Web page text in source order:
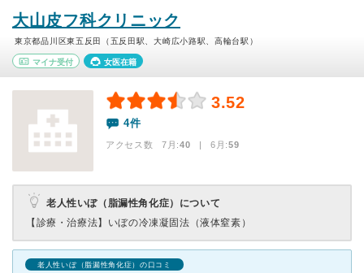
大山皮フ科クリニック
東京都品川区東五反田（五反田駅、大崎広小路駅、高輪台駅）
マイナ受付 女医在籍
3.52
4件
アクセス数 7月:40 | 6月:59
老人性いぼ（脂漏性角化症）について
【診療・治療法】 いぼの冷凍凝固法（液体窒素）
老人性いぼ（脂漏性角化症）の口コミ